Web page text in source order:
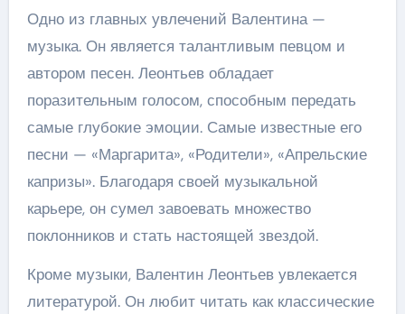
Одно из главных увлечений Валентина —
музыка. Он является талантливым певцом и
автором песен. Леонтьев обладает
поразительным голосом, способным передать
самые глубокие эмоции. Самые известные его
песни — «Маргарита», «Родители», «Апрельские
капризы». Благодаря своей музыкальной
карьере, он сумел завоевать множество
поклонников и стать настоящей звездой.
Кроме музыки, Валентин Леонтьев увлекается
литературой. Он любит читать как классические